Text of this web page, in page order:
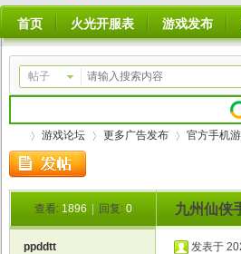
首页 火光开服表 游戏发布
帖子
游戏论坛
›
更多广告发布 官方手机
查看: 1896 回复: 0 九州仙侠
ppddtt 发表于